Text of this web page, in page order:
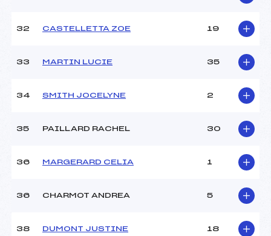
32 CASTELLETTA ZOE 19
33 MARTIN LUCIE 35
34 SMITH JOCELYNE 2
35 PAILLARD RACHEL 30
36 MARGERARD CELIA 1
36 CHARMOT ANDREA 5
38 DUMONT JUSTINE 18